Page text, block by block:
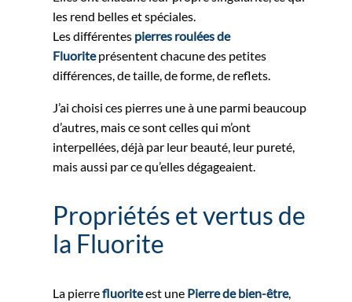
les rend belles et spéciales.
Les différentes pierres roulées de
Fluoriteprésentent chacune des petites
différences, de taille, de forme, de reflets.
J’ai choisi ces pierres une à une parmi beaucoup
d’autres, mais ce sont celles qui m’ont
interpellées, déjà par leur beauté, leur pureté,
mais aussi par ce qu’elles dégageaient.
Propriétés et vertus de
la Fluorite
La pierrefluoriteest une Pierre de bien-être,